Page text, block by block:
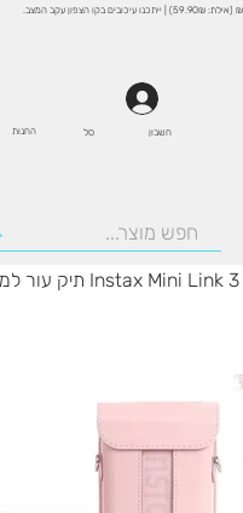
חשבון סל החנות